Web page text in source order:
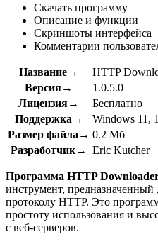
Скачать программу
Описание и функции
Скриншоты интерфейса
Комментарии
Название→
HTTP
Версия→
1.0.5.0
Лицензия→
Бесплатно
Поддержка→
Windows 11,
Размер файла→ 0.2 Мб
Разработчик→
Eric Kutcher
Программа HTTP
инструмент, предназначенный
протоколу HTTP. Это
простоту использования и
с веб-серверов.